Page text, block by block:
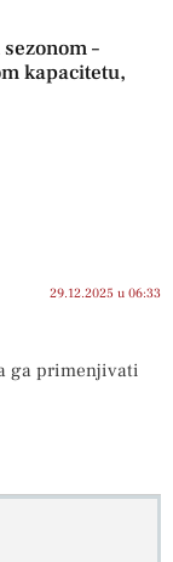
–
kapacitetu,
29.12.2025 u 06:33
ga primenjivati